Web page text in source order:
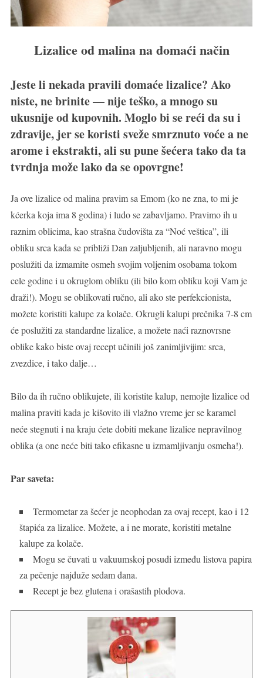
Lizalice od malina na domaći način
Jeste li nekada pravili domaće lizalice? Ako
niste, ne brinite — nije teško, a mnogo su
ukusnije od kupovnih. Moglo bi se reći da su i
zdravije, jer se koristi sveže smrznuto voće a ne
arome i ekstrakti, ali su pune šećera tako da ta
tvrdnja može lako da se opovrgne!
Ja ove lizalice od malina pravim sa Emom (ko ne zna, to mi je
kćerka koja ima 8 godina) i ludo se zabavljamo. Pravimo ih u
raznim oblicima, kao strašna čudovišta za “Noć veštica”, ili
obliku srca kada se približi Dan zaljubljenih, ali naravno mogu
poslužiti da izmamite osmeh svojim voljenim osobama tokom
cele godine i u okruglom obliku (ili bilo kom obliku koji Vam je
draži!). Mogu se oblikovati ručno, ali ako ste perfekcionista,
možete koristiti kalupe za kolače. Okrugli kalupi prečnika 7-8 cm
će poslužiti za standardne lizalice, a možete naći raznovrsne
oblike kako biste ovaj recept učinili još zanimljivijim: srca,
zvezdice, i tako dalje…
Bilo da ih ručno oblikujete, ili koristite kalup, nemojte lizalice od
malina praviti kada je kišovito ili vlažno vreme jer se karamel
neće stegnuti i na kraju ćete dobiti mekane lizalice nepravilnog
oblika (a one neće biti tako efikasne u izmamljivanju osmeha!).
Par saveta:
Termometar za šećer je neophodan za ovaj recept, kao i 12
štapića za lizalice. Možete, a i ne morate, koristiti metalne
kalupe za kolače.
Mogu se čuvati u vakuumskoj posudi između listova papira
za pečenje najduže sedam dana.
Recept je bez glutena i orašastih plodova.